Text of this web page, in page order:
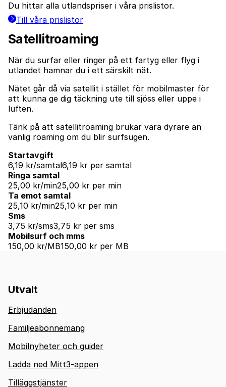
Du hittar alla utlandspriser i våra prislistor.
Till våra prislistor
Satellitroaming
När du surfar eller ringer på ett fartyg eller flyg i
utlandet hamnar du i ett särskilt nät.
Nätet går då via satellit i stället för mobilmaster för
att kunna ge dig täckning ute till sjöss eller uppe i
luften.
Tänk på att satellitroaming brukar vara dyrare än
vanlig roaming om du blir surfsugen.
Startavgift
6,19 kr/samtal6,19 kr per samtal
Ringa samtal
25,00 kr/min25,00 kr per min
Ta emot samtal
25,10 kr/min25,10 kr per min
Sms
3,75 kr/sms3,75 kr per sms
Mobilsurf och mms
150,00 kr/MB150,00 kr per MB
Utvalt
Erbjudanden
Familjeabonnemang
Mobilnyheter och guider
Ladda ned Mitt3-appen
Tilläggstjänster